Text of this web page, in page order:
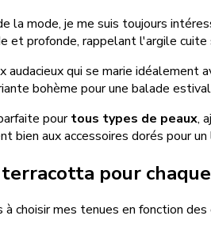
la mode, je me suis toujours
et profonde, rappelant l'argile
qui se marie idéalement
bohème pour une balade
pourtous types de peaux,
aux accessoires dorés pour
pour chaque
choisir mes tenues en fonction